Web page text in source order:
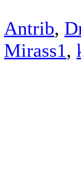
Antrib,
Mirass1,